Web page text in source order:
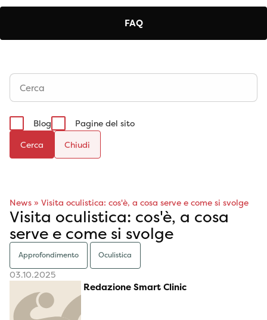
FAQ
Blog
Pagine del sito
Cerca
News » Visita oculistica: cos'è, a cosa serve e come si svolge
Visita oculistica: cos'è, a cosa
serve e come si svolge
Approfondimento Oculistica
03.10.2025
Redazione Smart Clinic